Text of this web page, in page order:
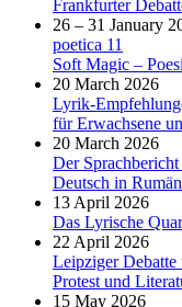
Frankfurter
26 – 31 January
poetica 11
Soft Magic –
20 March 2026
Lyrik-
für Erwachsene
20 March 2026
Der
Deutsch in
13 April 2026
Das Lyrische
22 April 2026
Leipziger Debatte
Protest und
15 May 2026